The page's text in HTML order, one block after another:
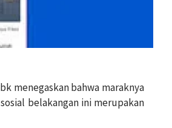
menegaskan bahwa maraknya
belakangan ini merupakan